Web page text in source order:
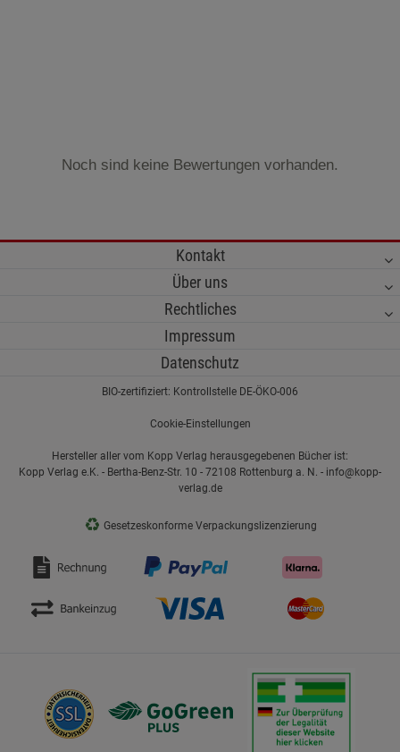
Noch sind keine Bewertungen vorhanden.
Kontakt
Über uns
Rechtliches
Impressum
Datenschutz
BIO-zertifiziert: Kontrollstelle DE-ÖKO-006
Cookie-Einstellungen
Hersteller aller vom Kopp Verlag herausgegebenen Bücher ist:
Kopp Verlag e.K. - Bertha-Benz-Str. 10 - 72108 Rottenburg a. N. - info@kopp-
verlag.de
♻ Gesetzeskonforme Verpackungslizenzierung